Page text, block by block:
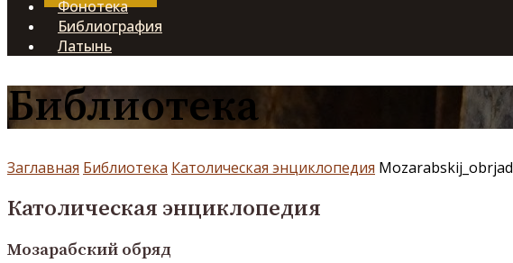
Фонотека
Библиография
Латынь
Библиотека
Заглавная Библиотека Католическая энциклопедия Mozarabskij_obrjad
Католическая энциклопедия
Мозарабский обряд